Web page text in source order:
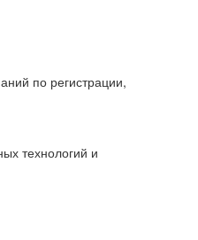
по регистрации,
технологий и